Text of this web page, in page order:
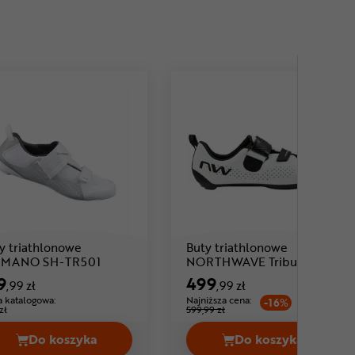
Cena 1149,00 zł
triathlonowe
SH-TR501
,99 zł
katalogowa:
Do koszyka
Buty triathlonowe SHIMANO SH-TR501 Cena
Buty triathlonowe
NORTHWAVE Tribute
499,99 zł
Najniższa cena:
599,99 zł -16%
Do koszyka
Buty